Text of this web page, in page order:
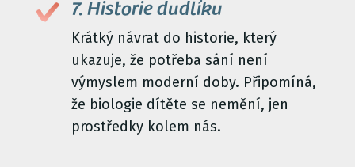
7. Historie dudlíku
Krátký návrat do historie, který
ukazuje, že potřeba sání není
výmyslem moderní doby. Připomíná,
že biologie dítěte se nemění, jen
prostředky kolem nás.